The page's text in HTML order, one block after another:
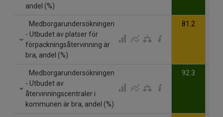
andel (%)
Medborgarundersökningen
- Utbudet av platser för
förpackningsåtervinning är
bra, andel (%)
81.2
Medborgarundersökningen
- Utbudet av
återvinningscentraler i
kommunen är bra, andel (%)
92.3